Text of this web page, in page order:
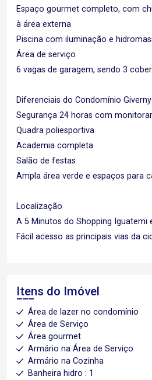
Espaço gourmet completo, com
à área externa
Piscina com iluminação e
Área de serviço
6 vagas de garagem, sendo 3
Diferenciais do Condomínio Giverny:
Segurança 24 horas com
Quadra poliesportiva
Academia completa
Salão de festas
Ampla área verde e espaços para
Localização
A 5 Minutos do Shopping Iguatemi
Fácil acesso as principais vias da
Itens do Imóvel
Área de lazer no condomínio
Área de Serviço
Área gourmet
Armário na Área de Serviço
Armário na Cozinha
Banheira hidro : 1